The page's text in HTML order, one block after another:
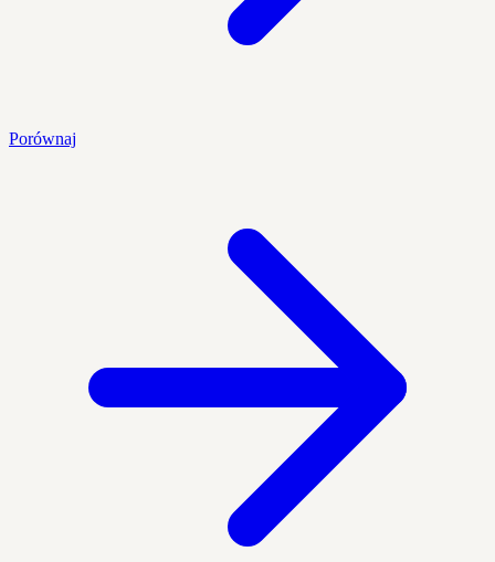
Porównaj